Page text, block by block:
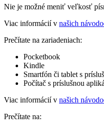
Nie je možné meniť veľkosť
Viac informácií v našich
Prečítate na zariadeniach:
Pocketbook
Kindle
Smartfón či tablet s
Počítač s príslušnou
Viac informácií v našich
Prečítate na: